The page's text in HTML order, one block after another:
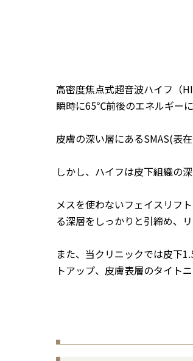
高密度焦点式超音波ハイフ（
瞬時に65℃前後のエネルギー
皮膚の深い層にあるSMAS(表
しかし、ハイフは皮下組織の
メスを使わないフェイスリフ
る深層をしっかりと引締め、
また、当クリニックでは皮下
トアップ、皮膚表層のタイト